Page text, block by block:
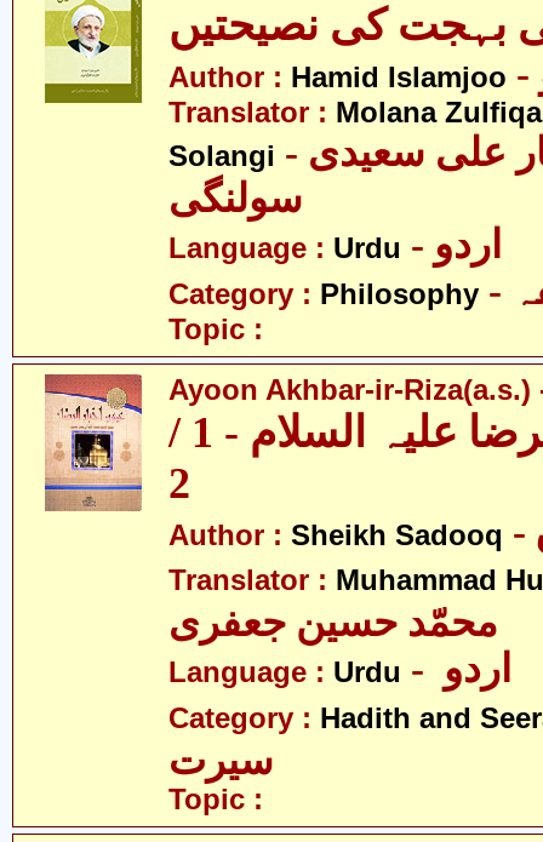
بہجت کی نصیحتیں
Author : Hamid Islamjoo
Translator : Molana
Solangi - مولانا ذوالفقار علی سعیدی
سولنگی
Language : Urdu - اردو
Category : Philosophy
Topic :
Ayoon Akhbar-ir-Riza(a.s.)
عیون اخبار الرضا علیہ السلام - 1 /
2
Author : Sheikh Sadooq
Translator : Muhammad
محمّد حسین جعفری
Language : Urdu
Category : Hadith and
سیرت
Topic :